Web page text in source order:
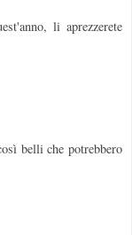
li aprezzerete
belli che potrebbero